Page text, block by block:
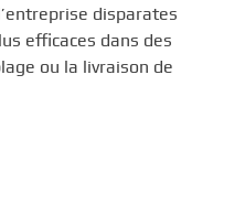
disparates
efficaces dans des
ou la livraison de